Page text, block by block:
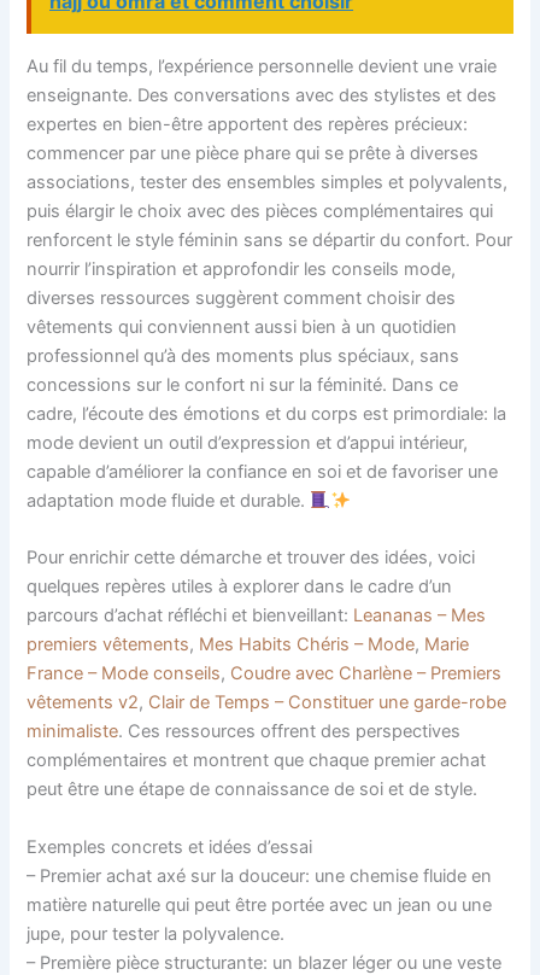
Au fil du temps, l’expérience personnelle devient une vraie
enseignante. Des conversations avec des stylistes et des
expertes en bien-être apportent des repères précieux:
commencer par une pièce phare qui se prête à diverses
associations, tester des ensembles simples et polyvalents,
puis élargir le choix avec des pièces complémentaires qui
renforcent le style féminin sans se départir du confort. Pour
nourrir l’inspiration et approfondir les conseils mode,
diverses ressources suggèrent comment choisir des
vêtements qui conviennent aussi bien à un quotidien
professionnel qu’à des moments plus spéciaux, sans
concessions sur le confort ni sur la féminité. Dans ce
cadre, l’écoute des émotions et du corps est primordiale: la
mode devient un outil d’expression et d’appui intérieur,
capable d’améliorer la confiance en soi et de favoriser une
adaptation mode fluide et durable.
Pour enrichir cette démarche et trouver des idées, voici
quelques repères utiles à explorer dans le cadre d’un
parcours d’achat réfléchi et bienveillant: Leananas – Mes
premiers vêtements, Mes Habits Chéris – Mode, Marie
France – Mode conseils, Coudre avec Charlène – Premiers
vêtements v2, Clair de Temps – Constituer une garde-robe
minimaliste. Ces ressources offrent des perspectives
complémentaires et montrent que chaque premier achat
peut être une étape de connaissance de soi et de style.
Exemples concrets et idées d’essai
– Premier achat axé sur la douceur: une chemise fluide en
matière naturelle qui peut être portée avec un jean ou une
jupe, pour tester la polyvalence.
– Première pièce structurante: un blazer léger ou une veste